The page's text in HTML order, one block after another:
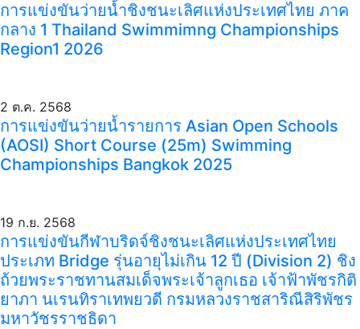
การแข่งขันว่ายน้ำชิงชนะเลิศแห่งประเทศไทย ภาค
กลาง 1 Thailand Swimmimng Championships
Region1 2026
2 ต.ค. 2568
การแข่งขันว่ายน้ำรายการ Asian Open Schools
(AOSI) Short Course (25m) Swimming
Championships Bangkok 2025
19 ก.ย. 2568
การแข่งขันกีฬาบริดจ์ชิงชนะเลิศแห่งประเทศไทย
ประเภท Bridge รุ่นอายุไม่เกิน 12 ปี (Division 2) ชิง
ถ้วยพระราชทานสมเด็จพระเจ้าลูกเธอ เจ้าฟ้าพัชรกิติ
ยาภา นเรนทิราเทพยวดี กรมหลวงราชสาริณีสิริพัชร
มหาวัชรราชธิดา